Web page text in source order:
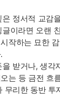
정서적 교감
이라면 오랜
작하는 묘한
받거나, 생각
는 등 금전 흐
무리한 동반 투